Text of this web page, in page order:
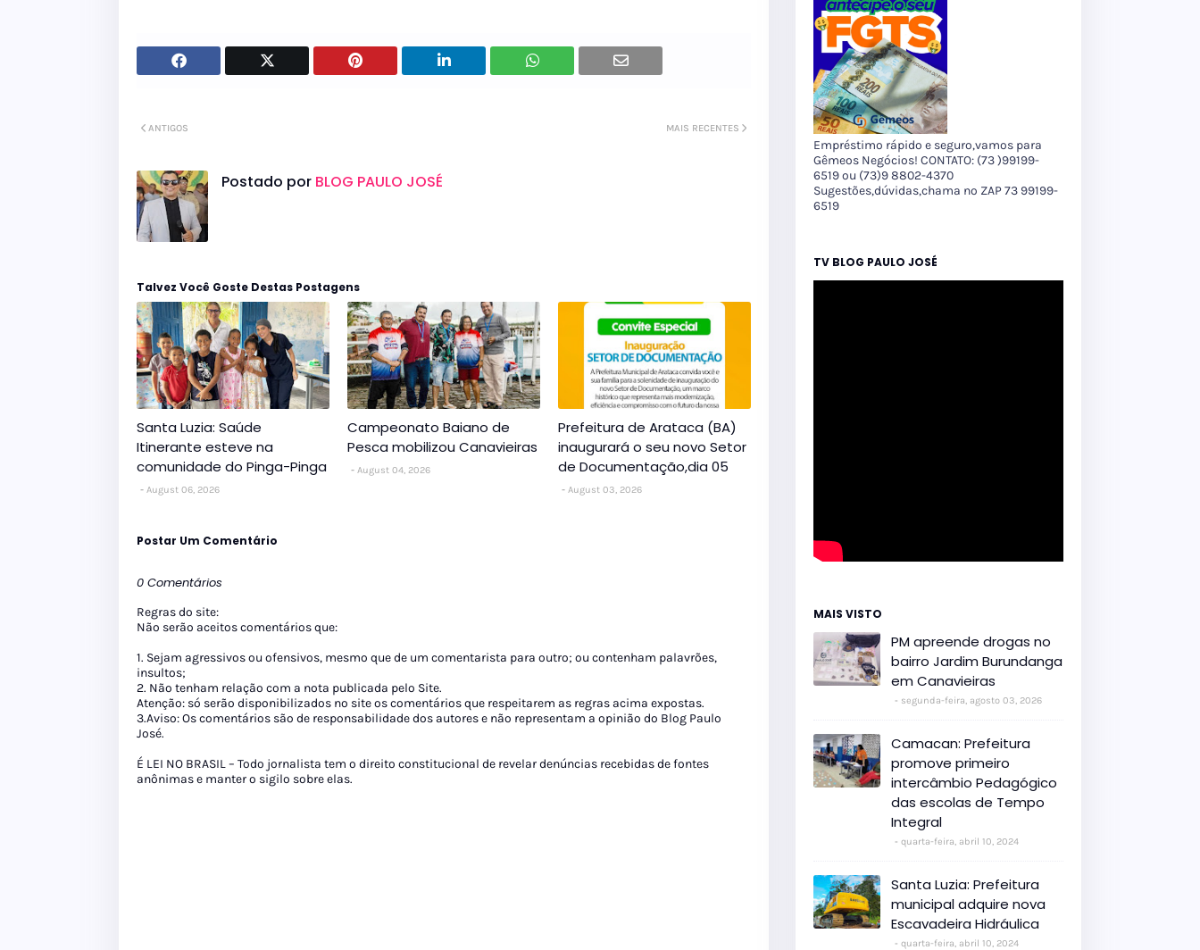
MAIS RECENTES
ANTIGOS
Postado por BLOG PAULO JOSÉ
Talvez Você Goste Destas Postagens
Santa Luzia: Saúde
Itinerante esteve na
comunidade do Pinga-Pinga
August 06, 2026
Campeonato Baiano de
Pesca mobilizou Canavieiras
August 04, 2026
Prefeitura de Arataca (BA)
inaugurará o seu novo Setor
de Documentação,dia 05
August 03, 2026
Postar Um Comentário
0 Comentários
Regras do site:
Não serão aceitos comentários que:
1. Sejam agressivos ou ofensivos, mesmo que de um comentarista para outro; ou contenham palavrões,
insultos;
2. Não tenham relação com a nota publicada pelo Site.
Atenção: só serão disponibilizados no site os comentários que respeitarem as regras acima expostas.
3.Aviso: Os comentários são de responsabilidade dos autores e não representam a opinião do Blog Paulo
José.
É LEI NO BRASIL – Todo jornalista tem o direito constitucional de revelar denúncias recebidas de fontes
anônimas e manter o sigilo sobre elas.
Empréstimo rápido e seguro,vamos para
Gêmeos Negócios! CONTATO: (73 )99199-
6519 ou (73)9 8802-4370
Sugestões,dúvidas,chama no ZAP 73 99199-
6519
TV BLOG PAULO JOSÉ
MAIS VISTO
PM apreende drogas no
bairro Jardim Burundanga
em Canavieiras
segunda-feira, agosto 03, 2026
Camacan: Prefeitura
promove primeiro
intercâmbio Pedagógico
das escolas de Tempo
Integral
quarta-feira, abril 10, 2024
Santa Luzia: Prefeitura
municipal adquire nova
Escavadeira Hidráulica
quarta-feira, abril 10, 2024